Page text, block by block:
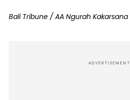
Bali Tribune / AA Ngurah Kakarsana
ADVERTISEMENT